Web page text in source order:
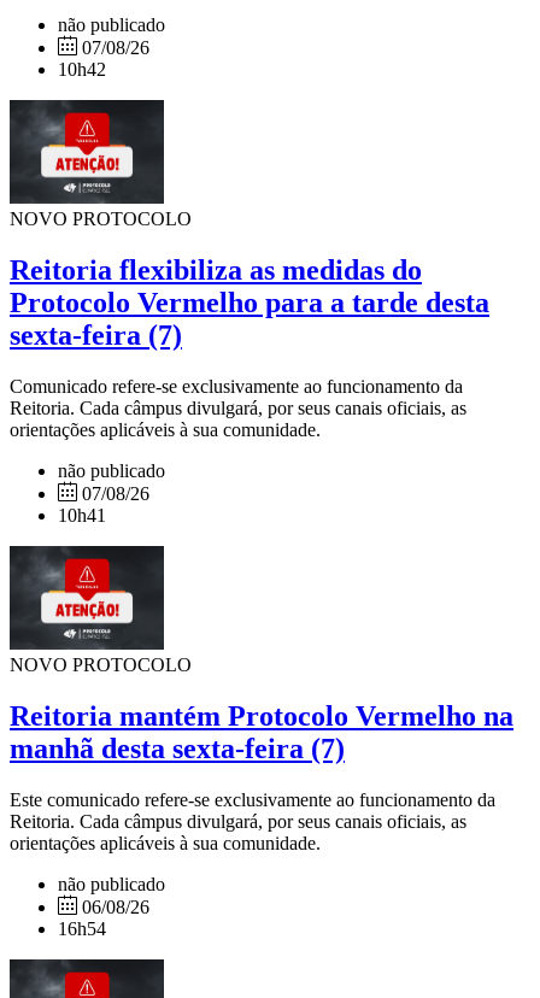
não publicado
07/08/26
10h42
NOVO PROTOCOLO
Reitoria flexibiliza as medidas do
Protocolo Vermelho para a tarde desta
sexta-feira (7)
Comunicado refere-se exclusivamente ao funcionamento da
Reitoria. Cada câmpus divulgará, por seus canais oficiais, as
orientações aplicáveis à sua comunidade.
não publicado
07/08/26
10h41
NOVO PROTOCOLO
Reitoria mantém Protocolo Vermelho na
manhã desta sexta-feira (7)
Este comunicado refere-se exclusivamente ao funcionamento da
Reitoria. Cada câmpus divulgará, por seus canais oficiais, as
orientações aplicáveis à sua comunidade.
não publicado
06/08/26
16h54